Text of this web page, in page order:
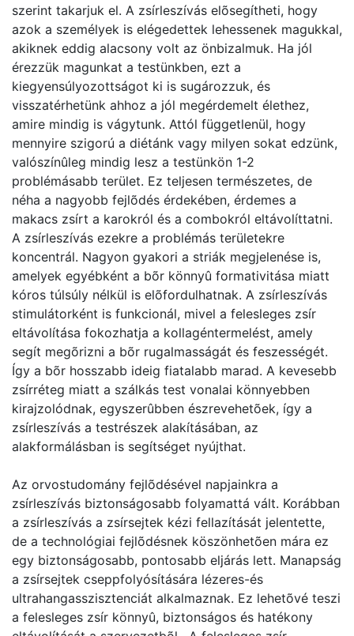
szerint takarjuk el. A zsírleszívás elõsegítheti, hogy
azok a személyek is elégedettek lehessenek magukkal,
akiknek eddig alacsony volt az önbizalmuk. Ha jól
érezzük magunkat a testünkben, ezt a
kiegyensúlyozottságot ki is sugározzuk, és
visszatérhetünk ahhoz a jól megérdemelt élethez,
amire mindig is vágytunk. Attól függetlenül, hogy
mennyire szigorú a diétánk vagy milyen sokat edzünk,
valószínûleg mindig lesz a testünkön 1-2
problémásabb terület. Ez teljesen természetes, de
néha a nagyobb fejlõdés érdekében, érdemes a
makacs zsírt a karokról és a combokról eltávolíttatni.
A zsírleszívás ezekre a problémás területekre
koncentrál. Nagyon gyakori a striák megjelenése is,
amelyek egyébként a bõr könnyû formativitása miatt
kóros túlsúly nélkül is elõfordulhatnak. A zsírleszívás
stimulátorként is funkcionál, mivel a felesleges zsír
eltávolítása fokozhatja a kollagéntermelést, amely
segít megõrizni a bõr rugalmasságát és feszességét.
Így a bõr hosszabb ideig fiatalabb marad. A kevesebb
zsírréteg miatt a szálkás test vonalai könnyebben
kirajzolódnak, egyszerûbben észrevehetõek, így a
zsírleszívás a testrészek alakításában, az
alakformálásban is segítséget nyújthat.
Az orvostudomány fejlõdésével napjainkra a
zsírleszívás biztonságosabb folyamattá vált. Korábban
a zsírleszívás a zsírsejtek kézi fellazítását jelentette,
de a technológiai fejlõdésnek köszönhetõen mára ez
egy biztonságosabb, pontosabb eljárás lett. Manapság
a zsírsejtek cseppfolyósítására lézeres-és
ultrahangasszisztenciát alkalmaznak. Ez lehetõvé teszi
a felesleges zsír könnyû, biztonságos és hatékony